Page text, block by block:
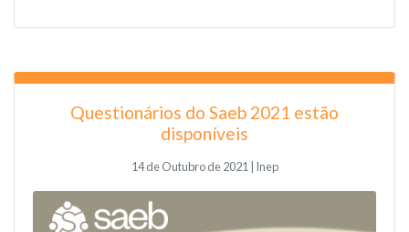
Questionários do Saeb 2021 estão
disponíveis
14 de Outubro de 2021 | Inep